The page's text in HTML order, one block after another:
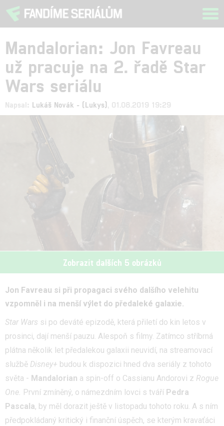
Mandalorian: Jon Favreau
už pracuje na 2. řadě Star
Wars seriálu
Napsal: Lukáš Novák - (Lukys) , 01.08.2019 19:29
Zobrazit dalších 5 obrázků
Jon Favreau si při propagaci svého dalšího velehitu
vzpomněl i na menší výlet do předaleké galaxie.
Star Wars si po deváté epizodě, která přiletí do kin letos v
prosinci, dají menší pauzu. Alespoň s filmy. Zatímco stříbrná
plátna několik let předalekou galaxii neuvidí, na streamovací
službě Disney+ budou k dispozici hned dva seriály z tohoto
světa - Mandalorian a spin-off o Cassianu Andorovi z Rogue
One. První zmíněný, o námezdním lovci s tváří Pedra
Pascala, by měl dorazit ještě v listopadu tohoto roku. A s ním
předpokládaný kritický i finanční úspěch, se kterým kravaťáci